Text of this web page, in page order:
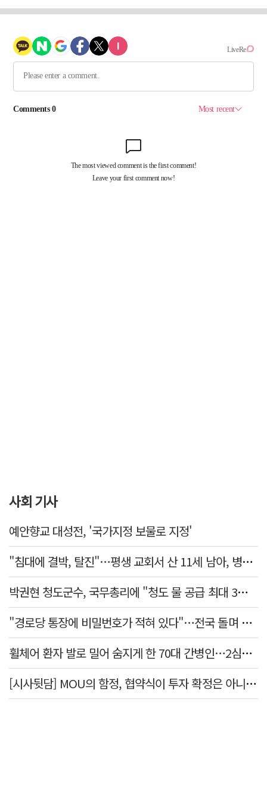
사회 기사
예안향교 대성전, '국가지정 보물로 지정'
"침대에 결박, 탈진"…평생 교회서 산 11세 남아, 병원 이송 끝 숨져
박권현 청도군수, 국무총리에 "청도 물 공급 최대 3만t 늘려달라"
"경로당 통장에 비밀번호가 적혀 있다"…전국 돌며 경로당 13곳 턴 30대 구속
휠체어 환자 발로 밀어 숨지게 한 70대 간병인…2심도 집행유예
[시사뒷담] MOU의 함정, 협약식이 투자 확정은 아니긴 해